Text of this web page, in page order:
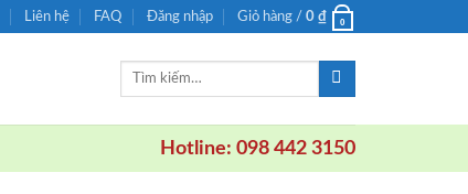
Liên hệ FAQ Đăng nhập Giỏ hàng / 0 ₫ 0
Tìm
Hotline: 098 442 3150